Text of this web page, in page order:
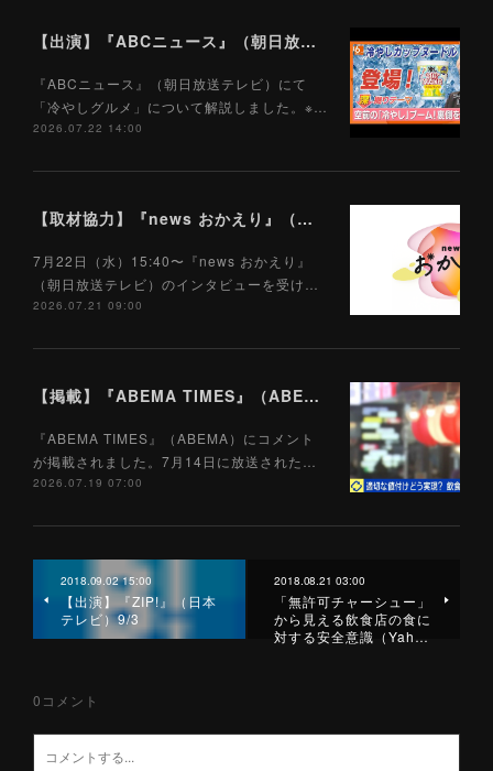
【出演】『ABCニュース』（朝日放送テレビ）7/22
『ABCニュース』（朝日放送テレビ）にて
「冷やしグルメ」について解説しました。※…
2026.07.22 14:00
【取材協力】『news おかえり』（朝日放送テレビ）7/22
7月22日（水）15:40〜『news おかえり』
（朝日放送テレビ）のインタビューを受け…
2026.07.21 09:00
【掲載】『ABEMA TIMES』（ABEMA）7/19
『ABEMA TIMES』（ABEMA）にコメント
が掲載されました。7月14日に放送された…
2026.07.19 07:00
2018.09.02 15:00
【出演】『ZIP!』（日本
テレビ）9/3
2018.08.21 03:00
「無許可チャーシュー」
から見える飲食店の食に
対する安全意識（Yah…
0 コメント